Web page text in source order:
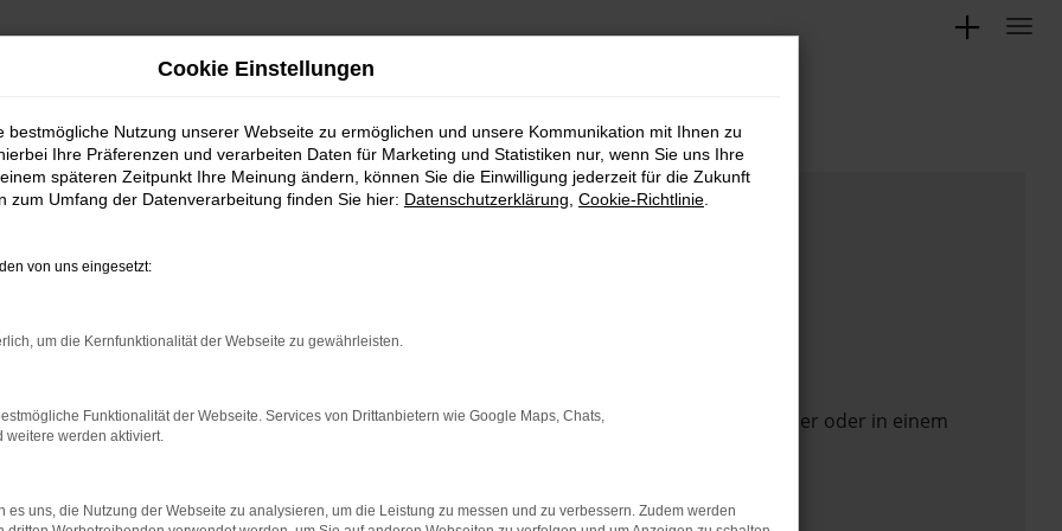
das Laden bestimmter Seiten verhindern. Funktioniert die Seite in einem anderen Browser oder in einem
zu beheben.
Cookie Einstellungen
bestmögliche Nutzung unserer Webseite zu ermöglichen und unsere Kommunikation mit Ihnen zu
Ihre Präferenzen und verarbeiten Daten für Marketing und Statistiken nur, wenn Sie uns Ihre
späteren Zeitpunkt Ihre Meinung ändern, können Sie die Einwilligung jederzeit für die Zukunft
zum Umfang der Datenverarbeitung finden Sie hier: Datenschutzerklärung Cookie-Richtlinie
von uns eingesetzt:
um die Kernfunktionalität der Webseite zu gewährleisten.
Funktionalität der Webseite. Services von Drittanbietern wie Google Maps, Chats,
weitere werden aktiviert.
es uns, die Nutzung der Webseite zu analysieren, um die Leistung zu messen und zu verbessern. Zudem werden